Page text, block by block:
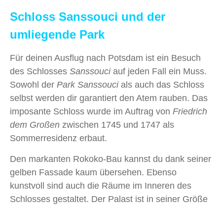
Schloss Sanssouci und der
umliegende Park
Für deinen Ausflug nach Potsdam ist ein Besuch
des Schlosses Sanssouciauf jeden Fall ein Muss.
Sowohl der Park Sanssoucials auch das Schloss
selbst werden dir garantiert den Atem rauben. Das
imposante Schloss wurde im Auftrag von Friedrich
dem Großen zwischen 1745 und 1747 als
Sommerresidenz erbaut.
Den markanten Rokoko-Bau kannst du dank seiner
gelben Fassade kaum übersehen. Ebenso
kunstvoll sind auch die Räume im Inneren des
Schlosses gestaltet. Der Palast ist in seiner Größe